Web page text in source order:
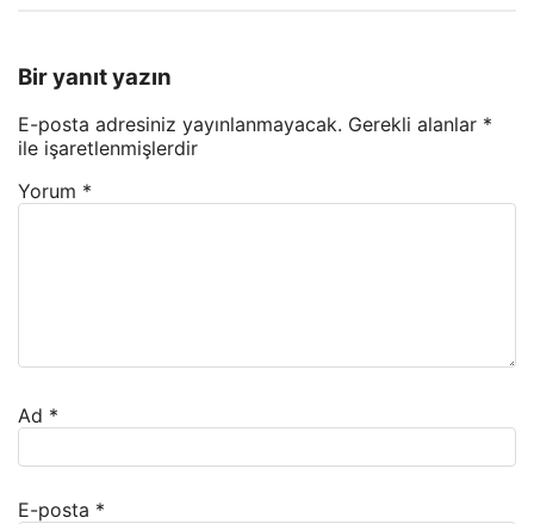
Bir yanıt yazın
E-posta adresiniz yayınlanmayacak. Gerekli alanlar *
ile işaretlenmişlerdir
Yorum *
Ad *
E-posta *